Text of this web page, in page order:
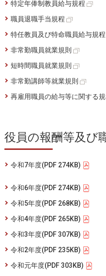
特定年俸制教員給与規程
職員退職手当規程
特任教員及び特命職員給与規程
非常勤職員就業規則
短時間職員就業規則
非常勤講師等就業規則
再雇用職員の給与等に関する
役員の報酬等及び
令和7年度(PDF 274KB)
令和6年度(PDF 274KB)
令和5年度(PDF 268KB)
令和4年度(PDF 265KB)
令和3年度(PDF 307KB)
令和2年度(PDF 235KB)
令和元年度(PDF 303KB)